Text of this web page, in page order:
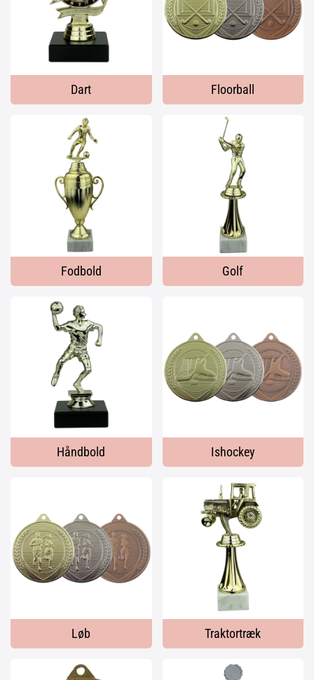
Dart Floorball
Fodbold Golf
Håndbold Ishockey
Løb Traktortræk